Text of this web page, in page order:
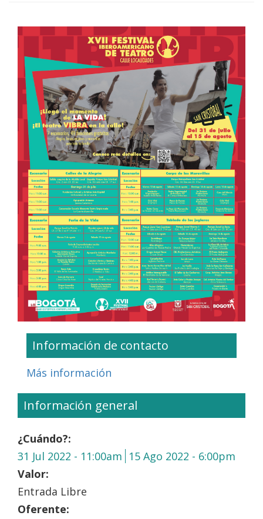
Información de contacto
Más información
Información general
¿Cuándo?:
31 Jul 2022 - 11:00am 15 Ago 2022 - 6:00pm
Valor:
Entrada Libre
Oferente: